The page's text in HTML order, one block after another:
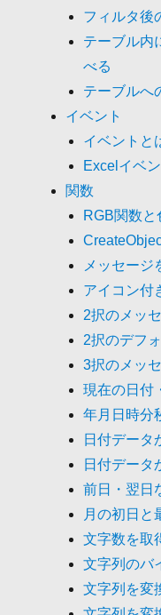
フィルタ後
テーブル内
べる
テーブルへ
イベント
イベントと
Excelイベ
関数
RGB関数と
メッセージ
アイコン付
2択のメッ
2択のデフ
3択のメッ
現在の日付
年月日時分
日付データ
日付データ
前日・翌日
月の初日と
文字数を取
文字列のバ
文字列を変